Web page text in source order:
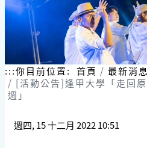
:::你目前位置: 首頁 最新消息
[活動公告]逢甲大學「走回
週」
週四, 15 十二月 2022 10:51